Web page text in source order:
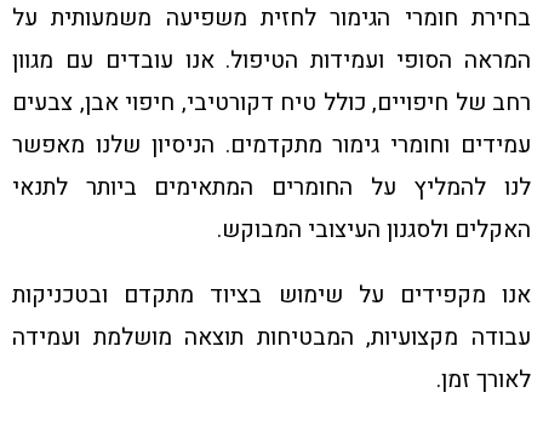
בחירת חומרי הגימור לחזית משפיעה משמעותית על
המראה הסופי ועמידות הטיפול. אנו עובדים עם מגוון
רחב של חיפויים, כולל טיח דקורטיבי, חיפוי אבן, צבעים
עמידים וחומרי גימור מתקדמים. הניסיון שלנו מאפשר
לנו להמליץ על החומרים המתאימים ביותר לתנאי
האקלים ולסגנון העיצובי המבוקש.
אנו מקפידים על שימוש בציוד מתקדם ובטכניקות
עבודה מקצועיות, המבטיחות תוצאה מושלמת ועמידה
לאורך זמן.